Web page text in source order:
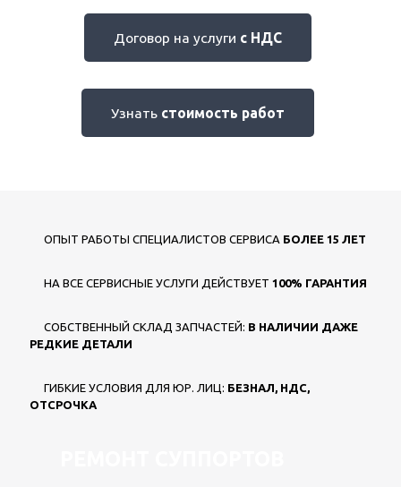
Договор на услуги с НДС
Узнать стоимость работ
ОПЫТ РАБОТЫ СПЕЦИАЛИСТОВ СЕРВИСА БОЛЕЕ 15 ЛЕТ
НА ВСЕ СЕРВИСНЫЕ УСЛУГИ ДЕЙСТВУЕТ 100% ГАРАНТИЯ
СОБСТВЕННЫЙ СКЛАД ЗАПЧАСТЕЙ: В НАЛИЧИИ ДАЖЕ
РЕДКИЕ ДЕТАЛИ
ГИБКИЕ УСЛОВИЯ ДЛЯ ЮР. ЛИЦ: БЕЗНАЛ, НДС,
ОТСРОЧКА